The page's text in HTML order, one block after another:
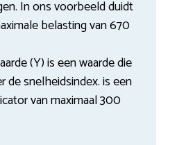
In ons voorbeeld duidt
belasting van 670
(Y) is een waarde die
de snelheidsindex. is een
van maximaal 300